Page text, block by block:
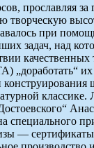
прославляя
творческую
при
задач, над
„доработать“
специального
—